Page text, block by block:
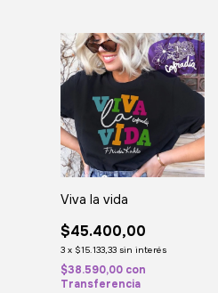
Viva la vida
$45.400,00
3 x $15.133,33 sin interés
$38.590,00 con
Transferencia